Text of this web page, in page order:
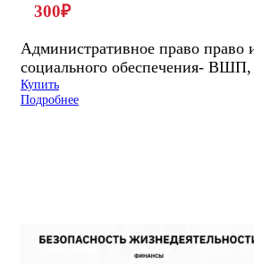
300₽
Административное право право
социального обеспечения- ВШП,
Купить
Подробнее